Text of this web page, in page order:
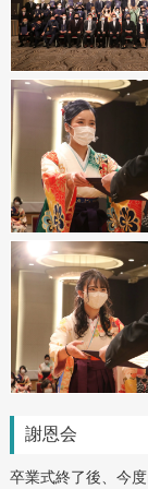
謝恩会
卒業式終了後、今